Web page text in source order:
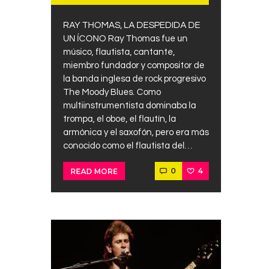
RAY THOMAS, LA DESPEDIDA DE
UN ÍCONO Ray Thomas fue un
músico, flautista, cantante,
miembro fundador y compositor de
la banda inglesa de rock progresivo
The Moody Blues. Como
multiinstrumentista dominaba la
trompa, el oboe, el flautín, la
armónica y el saxofón, pero era más
conocido como el flautista del…
READ MORE 0 4